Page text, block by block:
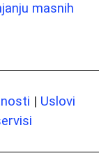
masnih
| Uslovi